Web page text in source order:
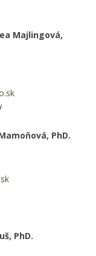
Majlingová,
PhD.
PhD.